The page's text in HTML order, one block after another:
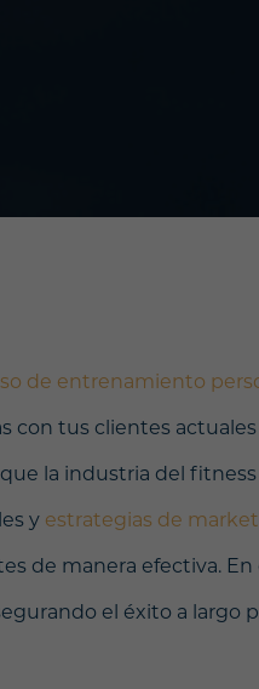
de entrenamiento
con tus clientes
la industria del
y estrategias de
de manera efectiva.
el éxito a largo